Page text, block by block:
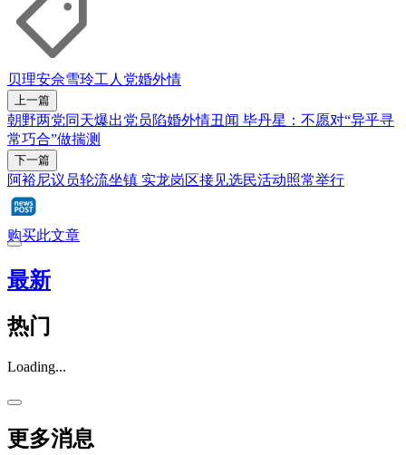
贝理安佘雪玲工人党婚外情
上一篇
朝野两党同天爆出党员陷婚外情丑闻 毕丹星：不愿对“异乎寻
常巧合”做揣测
下一篇
阿裕尼议员轮流坐镇 实龙岗区接见选民活动照常举行
购买此文章
最新
热门
Loading...
更多消息